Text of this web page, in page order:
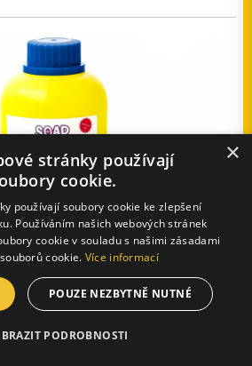
1l
×
stránky používají
cookie.
používají soubory cookie ke zlepšení
Používáním našich webových stránek
cookie v souladu s našimi zásadami
cookie. Více informací
POUZE NEZBYTNĚ NUTNÉ
PODROBNOSTI